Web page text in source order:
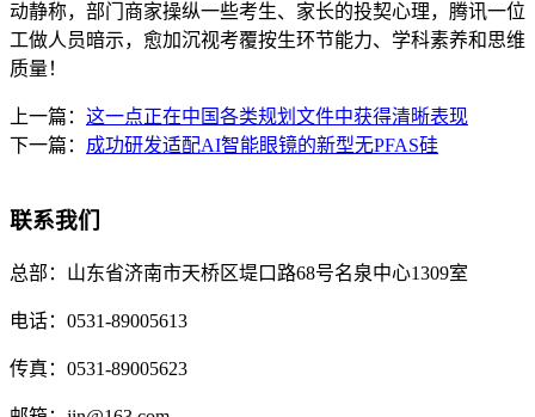
动静称，部门商家操纵一些考生、家长的投契心理，腾讯一位
工做人员暗示，愈加沉视考覆按生环节能力、学科素养和思维
质量！
上一篇： 这一点正在中国各类规划文件中获得清晰表现
下一篇： 成功研发适配AI智能眼镜的新型无PFAS硅
联系我们
总部： 山东省济南市天桥区堤口路68号名泉中心1309室
电话： 0531-89005613
传真： 0531-89005623